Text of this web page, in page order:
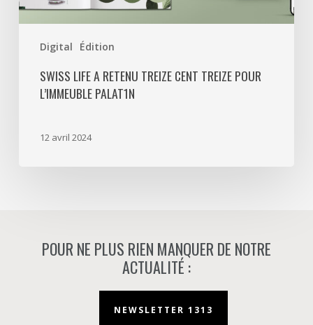
Digital Édition
Palat1n
SWISS LIFE A RETENU TREIZE CENT TREIZE POUR
L’IMMEUBLE PALAT1N
12 avril 2024
POUR NE PLUS RIEN MANQUER DE NOTRE
ACTUALITÉ :
NEWSLETTER 1313